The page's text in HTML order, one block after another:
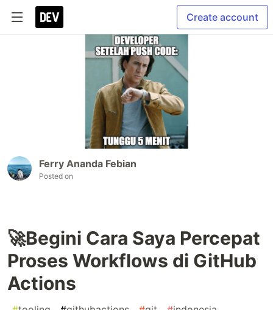
Create account
Ferry Ananda Febian
Posted on
🚀Begini Cara Saya Percepat
Proses Workflows di GitHub
Actions